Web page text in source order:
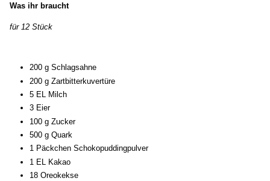
Was ihr braucht
für 12 Stück
200 g Schlagsahne
200 g Zartbitterkuvertüre
5 EL Milch
3 Eier
100 g Zucker
500 g Quark
1 Päckchen Schokopuddingpulver
1 EL Kakao
18 Oreokekse